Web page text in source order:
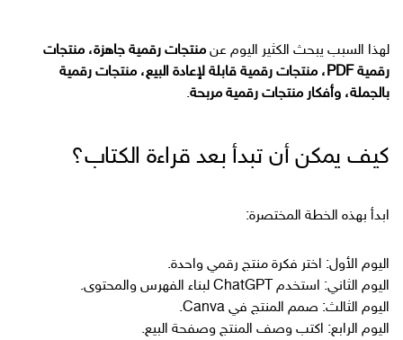
لهذا السبب يبحث الكثير اليوم عن منتجات رقمية جاهزة، منتجات
رقمية PDF، منتجات رقمية قابلة لإعادة البيع، منتجات رقمية
بالجملة، وأفكار منتجات رقمية مربحة.
كيف يمكن أن تبدأ بعد قراءة الكتاب؟
ابدأ بهذه الخطة المختصرة:
اليوم الأول: اختر فكرة منتج رقمي واحدة.
اليوم الثاني: استخدم ChatGPT لبناء الفهرس والمحتوى.
اليوم الثالث: صمم المنتج في Canva.
اليوم الرابع: اكتب وصف المنتج وصفحة البيع.